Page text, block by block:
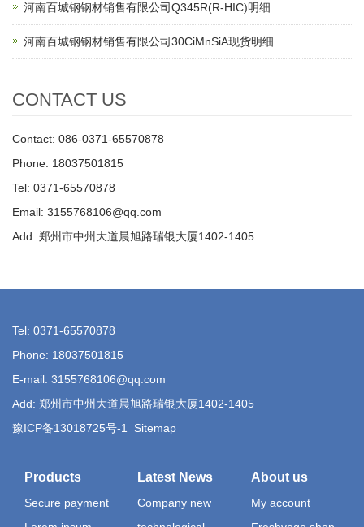
河南百城钢钢材销售有限公司Q345R(R-HIC)明细
河南百城钢钢材销售有限公司30CiMnSiA现货明细
CONTACT US
Contact: 086-0371-65570878
Phone: 18037501815
Tel: 0371-65570878
Email: 3155768106@qq.com
Add: 郑州市中州大道晨旭路瑞银大厦1402-1405
Tel: 0371-65570878
Phone: 18037501815
E-mail: 3155768106@qq.com
Add: 郑州市中州大道晨旭路瑞银大厦1402-1405
豫ICP备13018725号-1
Sitemap
Products
Secure payment
Latest News
Company new
About us
My account